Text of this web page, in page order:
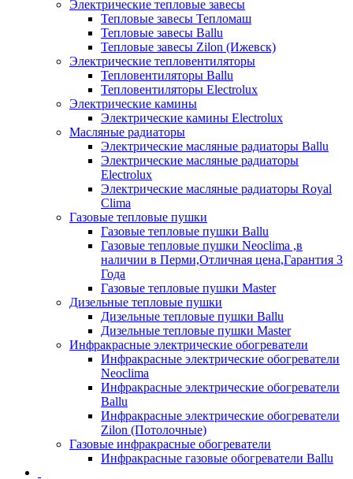
Электрические тепловые завесы
Тепловые завесы Тепломаш
Тепловые завесы Ballu
Тепловые завесы Zilon (Ижевск)
Электрические тепловентиляторы
Тепловентиляторы Ballu
Тепловентиляторы Electrolux
Электрические камины
Электрические камины Electrolux
Масляные радиаторы
Электрические масляные радиаторы Ballu
Электрические масляные радиаторы
Electrolux
Электрические масляные радиаторы Royal
Clima
Газовые тепловые пушки
Газовые тепловые пушки Ballu
Газовые тепловые пушки Neoclima ,в
наличии в Перми,Отличная цена,Гарантия 3
Года
Газовые тепловые пушки Master
Дизельные тепловые пушки
Дизельные тепловые пушки Ballu
Дизельные тепловые пушки Master
Инфракрасные электрические обогреватели
Инфракрасные электрические обогреватели
Neoclima
Инфракрасные электрические обогреватели
Ballu
Инфракрасные электрические обогреватели
Zilon (Потолочные)
Газовые инфракрасные обогреватели
Инфракрасные газовые обогреватели Ballu